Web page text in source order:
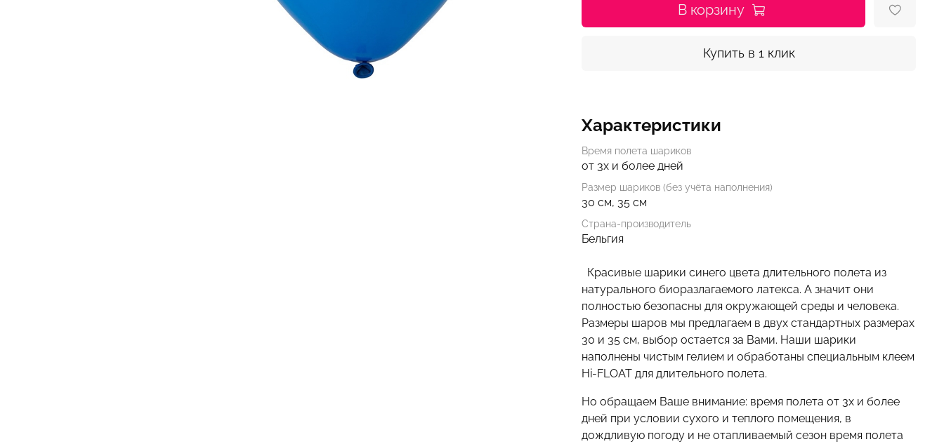
В корзину
Купить в 1 клик
Характеристики
Время полета шариков
от 3х и более дней
Размер шариков (без учёта наполнения)
30 см, 35 см
Страна-производитель
Бельгия
Красивые шарики синего цвета длительного полета из
натурального биоразлагаемого латекса. А значит они
полностью безопасны для окружающей среды и человека.
Размеры шаров мы предлагаем в двух стандартных размерах
30 и 35 см, выбор остается за Вами. Наши шарики
наполнены чистым гелием и обработаны специальным клеем
Hi-FLOAT для длительного полета.
Но обращаем Ваше внимание: время полета от 3х и более
дней при условии сухого и теплого помещения, в
дождливую погоду и не отапливаемый сезон время полета